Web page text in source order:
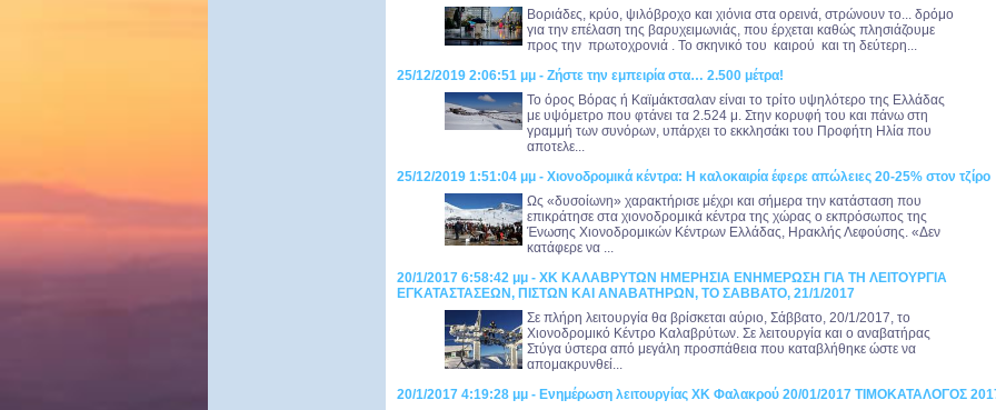
Βοριάδες, κρύο, ψιλόβροχο και χιόνια στα ορεινά, στρώνουν το... δρόμο
για την επέλαση της βαρυχειμωνιάς, που έρχεται καθώς πλησιάζουμε
προς την πρωτοχρονιά . Το σκηνικό του καιρού και τη δεύτερη...
25/12/2019 2:06:51 μμ - Ζήστε την εμπειρία στα… 2.500 μέτρα!
Το όρος Βόρας ή Καϊμάκτσαλαν είναι το τρίτο υψηλότερο της Ελλάδας
με υψόμετρο που φτάνει τα 2.524 μ. Στην κορυφή του και πάνω στη
γραμμή των συνόρων, υπάρχει το εκκλησάκι του Προφήτη Ηλία που
αποτελε...
25/12/2019 1:51:04 μμ - Χιονοδρομικά κέντρα: Η καλοκαιρία έφερε απώλειες 20-25% στον τζίρο
Ως «δυσοίωνη» χαρακτήρισε μέχρι και σήμερα την κατάσταση που
επικράτησε στα χιονοδρομικά κέντρα της χώρας ο εκπρόσωπος της
Ένωσης Χιονοδρομικών Κέντρων Ελλάδας, Ηρακλής Λεφούσης. «Δεν
κατάφερε να ...
20/1/2017 6:58:42 μμ - ΧΚ ΚΑΛΑΒΡΥΤΩΝ ΗΜΕΡΗΣΙΑ ΕΝΗΜΕΡΩΣΗ ΓΙΑ ΤΗ ΛΕΙΤΟΥΡΓΙΑ
ΕΓΚΑΤΑΣΤΑΣΕΩΝ, ΠΙΣΤΩΝ ΚΑΙ ΑΝΑΒΑΤΗΡΩΝ, ΤΟ ΣΑΒΒΑΤΟ, 21/1/2017
Σε πλήρη λειτουργία θα βρίσκεται αύριο, Σάββατο, 20/1/2017, το
Χιονοδρομικό Κέντρο Καλαβρύτων. Σε λειτουργία και ο αναβατήρας
Στύγα ύστερα από μεγάλη προσπάθεια που καταβλήθηκε ώστε να
απομακρυνθεί...
20/1/2017 4:19:28 μμ - Ενημέρωση λειτουργίας ΧΚ Φαλακρού 20/01/2017 ΤΙΜΟΚΑΤΑΛΟΓΟΣ